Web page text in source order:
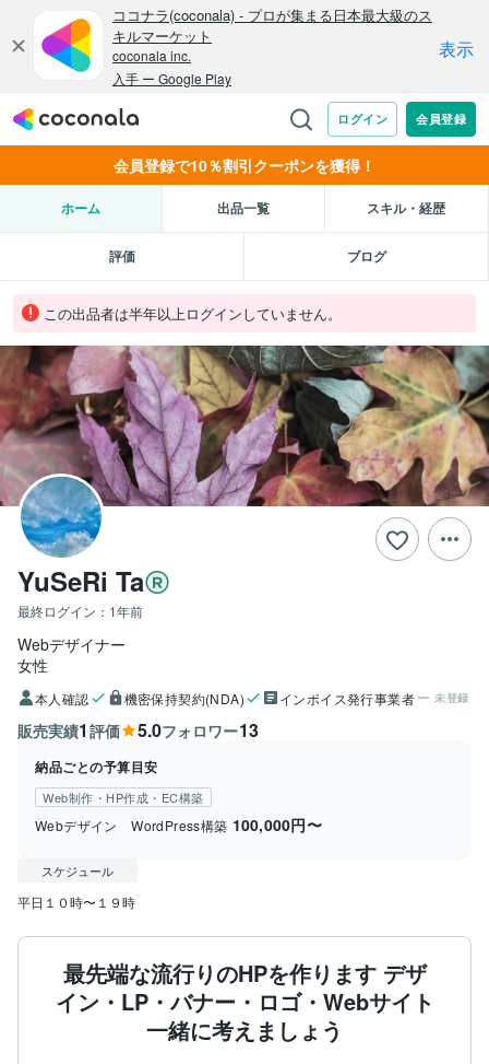
会員登録で10％割引クーポンを獲得！
ホーム 出品一覧 スキル・経歴
評価 ブログ
この出品者は半年以上ログインしていません。
YuSeRi Ta
最終ログイン： 1年前
Webデザイナー
女性
本人確認 機密保持契約(NDA) インボイス発行事業者 未登録
販売実績1 評価 5.0フォロワー13
納品ごとの予算目安
Web制作・HP作成・EC構築
Webデザイン WordPress構築 100,000円〜
スケジュール
平日１０時〜１９時
最先端な流行りのHPを作ります デザ
イン・LP・バナー・ロゴ・Webサイト
一緒に考えましょう